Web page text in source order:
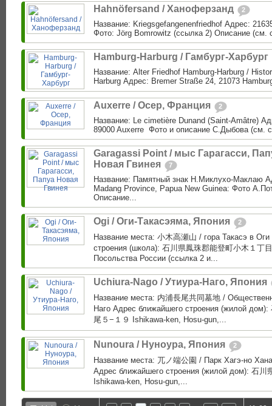
Hahnöfersand / Ханоферзанд 2
Название: Kriegsgefangenenfriedhof Адрес:
Фото: Jörg Bomrowitz (ссылка 2) Описание (см.
Hamburg-Harburg / Гамбург-Харбург
Название: Alter Friedhof Hamburg-Harburg /
Harburg Адрес: Bremer Straße 24, 21073
Auxerre ‎/ Осер, Франция 2
Название: Le cimetière Dunand (Saint-Amâtre)
89000 Auxerre ‎ Фото и описание С.Дыбова (см.
Garagassi Point / мыс Гарагасси,
Новая Гвинея
7
Название: Памятный знак Н.Миклухо-Маклаю
Madang Province, Papua New Guinea: Фото
Описание...
Ogi / Оги-Такасэяма, Япония 2
Название места: 小木高瀬山 / гора Такасэ в
строения (школа): 石川県鳳珠郡能登町小木１丁
Посольства России (ссылка 2 и...
Uchiura-Nago / Утиура-Наго, Япония
Название места: 内浦長尾共同墓地 /
Наго Адрес ближайшего строения (жилой дом):
尾５−１９ Ishikawa-ken, Hosu-gun,...
Nunoura / Нуноура, Япония 2
Название места: 兀ノ端公園 / Парк Хагэ-но
Адрес ближайшего строения (жилой дом): 石川
Ishikawa-ken, Hosu-gun,...